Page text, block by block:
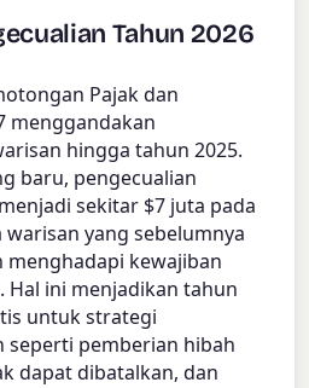
Tahun 2026
Pajak dan
menggandakan
hingga tahun 2025.
baru, pengecualian
sekitar $7 juta pada
yang sebelumnya
menghadapi kewajiban
Hal ini menjadikan tahun
untuk strategi
seperti pemberian hibah
dapat dibatalkan, dan